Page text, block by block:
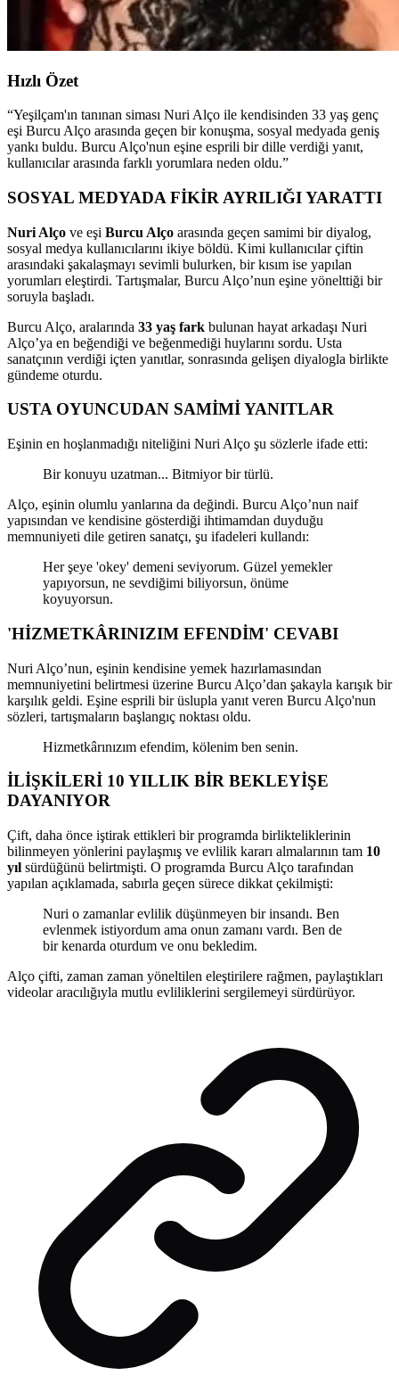
Hızlı Özet
“Yeşilçam'ın tanınan siması Nuri Alço ile kendisinden 33 yaş genç
eşi Burcu Alço arasında geçen bir konuşma, sosyal medyada geniş
yankı buldu. Burcu Alço'nun eşine esprili bir dille verdiği yanıt,
kullanıcılar arasında farklı yorumlara neden oldu.”
SOSYAL MEDYADA FİKİR AYRILIĞI YARATTI
Nuri Alço ve eşi Burcu Alço arasında geçen samimi bir diyalog,
sosyal medya kullanıcılarını ikiye böldü. Kimi kullanıcılar çiftin
arasındaki şakalaşmayı sevimli bulurken, bir kısım ise yapılan
yorumları eleştirdi. Tartışmalar, Burcu Alço’nun eşine yönelttiği bir
soruyla başladı.
Burcu Alço, aralarında 33 yaş fark bulunan hayat arkadaşı Nuri
Alço’ya en beğendiği ve beğenmediği huylarını sordu. Usta
sanatçının verdiği içten yanıtlar, sonrasında gelişen diyalogla birlikte
gündeme oturdu.
USTA OYUNCUDAN SAMİMİ YANITLAR
Eşinin en hoşlanmadığı niteliğini Nuri Alço şu sözlerle ifade etti:
Bir konuyu uzatman... Bitmiyor bir türlü.
Alço, eşinin olumlu yanlarına da değindi. Burcu Alço’nun naif
yapısından ve kendisine gösterdiği ihtimamdan duyduğu
memnuniyeti dile getiren sanatçı, şu ifadeleri kullandı:
Her şeye 'okey' demeni seviyorum. Güzel yemekler
yapıyorsun, ne sevdiğimi biliyorsun, önüme
koyuyorsun.
'HİZMETKÂRINIZIM EFENDİM' CEVABI
Nuri Alço’nun, eşinin kendisine yemek hazırlamasından
memnuniyetini belirtmesi üzerine Burcu Alço’dan şakayla karışık bir
karşılık geldi. Eşine esprili bir üslupla yanıt veren Burcu Alço'nun
sözleri, tartışmaların başlangıç noktası oldu.
Hizmetkârınızım efendim, kölenim ben senin.
İLİŞKİLERİ 10 YILLIK BİR BEKLEYİŞE
DAYANIYOR
Çift, daha önce iştirak ettikleri bir programda birlikteliklerinin
bilinmeyen yönlerini paylaşmış ve evlilik kararı almalarının tam 10
yıl sürdüğünü belirtmişti. O programda Burcu Alço tarafından
yapılan açıklamada, sabırla geçen sürece dikkat çekilmişti:
Nuri o zamanlar evlilik düşünmeyen bir insandı. Ben
evlenmek istiyordum ama onun zamanı vardı. Ben de
bir kenarda oturdum ve onu bekledim.
Alço çifti, zaman zaman yöneltilen eleştirilere rağmen, paylaştıkları
videolar aracılığıyla mutlu evliliklerini sergilemeyi sürdürüyor.